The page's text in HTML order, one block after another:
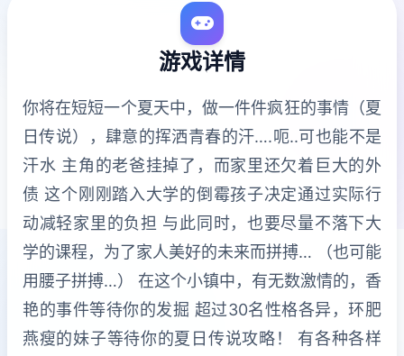
游戏详情
你将在短短一个夏天中，做一件件疯狂的事情（夏
日传说），肆意的挥洒青春的汗….呃..可也能不是
汗水 主角的老爸挂掉了，而家里还欠着巨大的外
债 这个刚刚踏入大学的倒霉孩子决定通过实际行
动减轻家里的负担 与此同时，也要尽量不落下大
学的课程，为了家人美好的未来而拼搏… （也可能
用腰子拼搏…） 在这个小镇中，有无数激情的，香
艳的事件等待你的发掘 超过30名性格各异，环肥
燕瘦的妹子等待你的夏日传说攻略！ 有各种各样